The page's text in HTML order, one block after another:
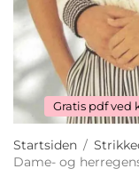
Gratis pdf ved
Startsiden /
Dame- og